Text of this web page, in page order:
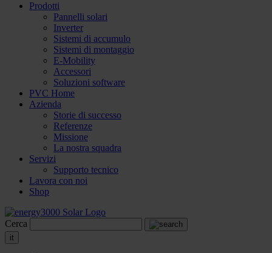
Prodotti
Pannelli solari
Inverter
Sistemi di accumulo
Sistemi di montaggio
E-Mobility
Accessori
Soluzioni software
PVC Home
Azienda
Storie di successo
Referenze
Missione
La nostra squadra
Servizi
Supporto tecnico
Lavora con noi
Shop
Cerca
it